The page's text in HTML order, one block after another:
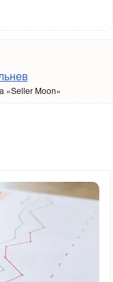
«Seller Moon»